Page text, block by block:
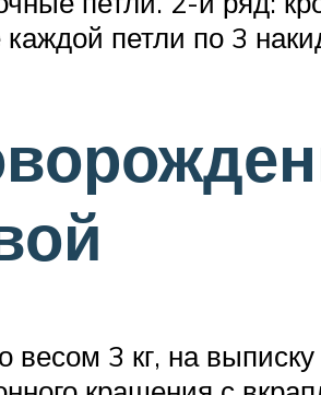
петли по 3
весом 3 кг, на